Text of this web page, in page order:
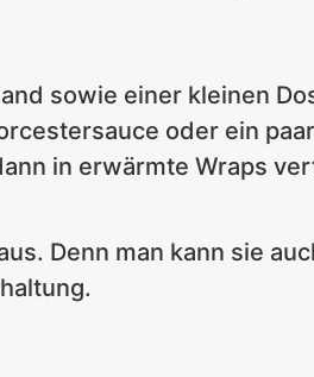
sowie einer kleinen
oder ein paar
in erwärmte Wraps
Denn man kann sie